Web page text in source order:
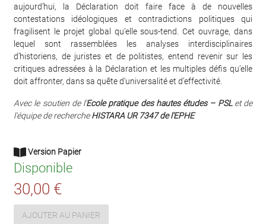
aujourd’hui, la Déclaration doit faire face à de nouvelles
contestations idéologiques et contradictions politiques qui
fragilisent le projet global qu’elle sous-tend. Cet ouvrage, dans
lequel sont rassemblées les analyses interdisciplinaires
d’historiens, de juristes et de politistes, entend revenir sur les
critiques adressées à la Déclaration et les multiples défis qu’elle
doit affronter, dans sa quête d’universalité et d’effectivité.
Avec le soutien de l'Ecole pratique des hautes études – PSLet de
l'équipe de rechercheHISTARA UR 7347 de l'EPHE
Version Papier
Disponible
30,00 €
AJOUTER AU PANIER